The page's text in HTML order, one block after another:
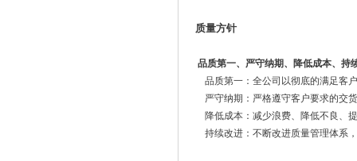
质量方针
品质第一、严守纳期、降低成本、持
品质第一：全公司以彻底的满足客
严守纳期：严格遵守客户要求的交
降低成本：减少浪费、降低不良、
持续改进：不断改进质量管理体系